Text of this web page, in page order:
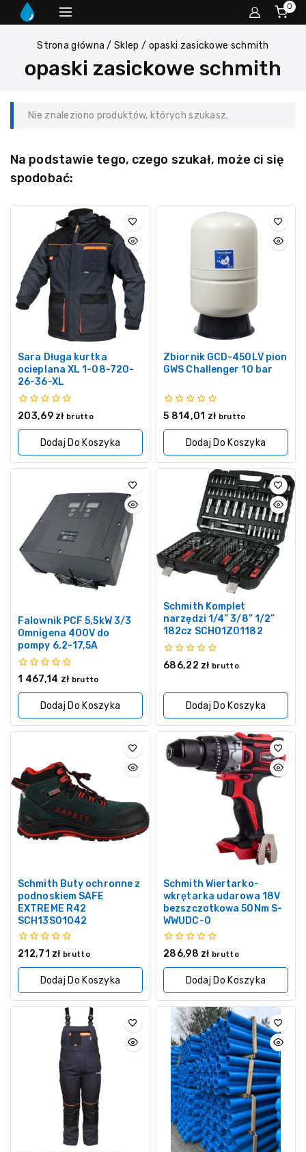
0
Strona główna / Sklep / opaski zasickowe schmith
opaski zasickowe schmith
Nie znaleziono produktów, których szukasz.
Na podstawie tego, czego szukał, może ci się
spodobać:
Sara Długa kurtka
ocieplana XL 1-08-720-
26-36-XL
0
5
203,69 zł brutto
Dodaj Do Koszyka
Zbiornik GCD-450LV pion
GWS Challenger 10 bar
0
5
5 814,01 zł brutto
Dodaj Do Koszyka
Falownik PCF 5,5kW 3/3
Omnigena 400V do
pompy 6,2-17,5A
0
5
1 467,14 zł brutto
Dodaj Do Koszyka
Schmith Komplet
narzędzi 1/4” 3/8” 1/2”
182cz SCH01Z01182
0
686,22 zł brutto
Dodaj Do Koszyka
Schmith Buty ochronne z
podnoskiem SAFE
EXTREME R42
SCH13S01042
0
5
212,71 zł brutto
Dodaj Do Koszyka
Schmith Wiertarko-
wkrętarka udarowa 18V
bezszczotkowa 50Nm S-
WWUDC-0
0
5
286,98 zł brutto
Dodaj Do Koszyka